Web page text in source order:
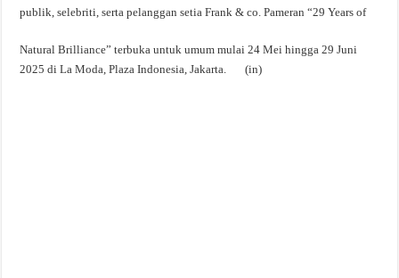
publik, selebriti, serta pelanggan setia Frank & co. Pameran “29 Years of
Natural Brilliance” terbuka untuk umum mulai 24 Mei hingga 29 Juni
2025 di La Moda, Plaza Indonesia, Jakarta. (in)